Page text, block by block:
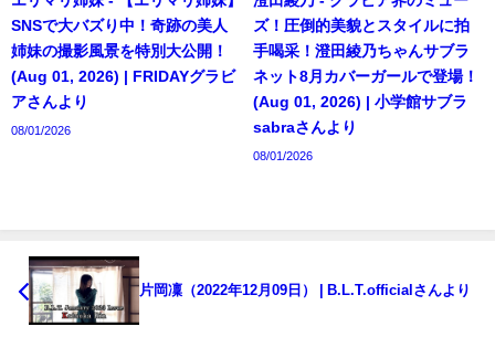
SNSで大バズり中！奇跡の美人
姉妹の撮影風景を特別大公開！
(Aug 01, 2026) | FRIDAYグラビ
アさんより
08/01/2026
ズ！圧倒的美貌とスタイルに拍
手喝采！澄田綾乃ちゃんサブラ
ネット8月カバーガールで登場！
(Aug 01, 2026) | 小学館サブラ
sabraさんより
08/01/2026
片岡凜（2022年12月09日） | B.L.T.officialさんより